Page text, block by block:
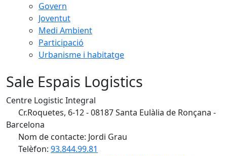
Govern
Joventut
Medi Ambient
Participació
Urbanisme i habitatge
Sale Espais Logistics
Centre Logistic Integral
Cr.Roquetes, 6-12 - 08187 Santa Eulàlia de Ronçana -
Barcelona
Nom de contacte: Jordi Grau
Telèfon: 93.844.99.81